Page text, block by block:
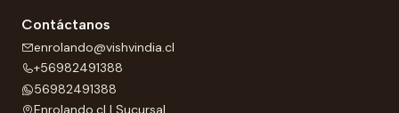
Contáctanos
enrolando@vishvindia.cl
+56982491388
56982491388
Enrolando.cl | Sucursal